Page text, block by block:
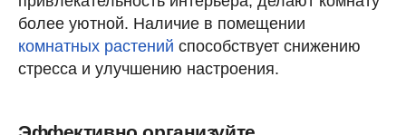
более уютной. Наличие в помещении
комнатных растений способствует снижению
стресса и улучшению настроения.